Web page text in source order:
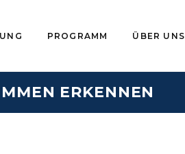
PROGRAMM ÜBER UNS
ERKENNEN